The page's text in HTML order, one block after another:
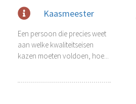
Kaasmeester
Een persoon die precies weet
aan welke kwaliteitseisen
kazen moeten voldoen, hoe...